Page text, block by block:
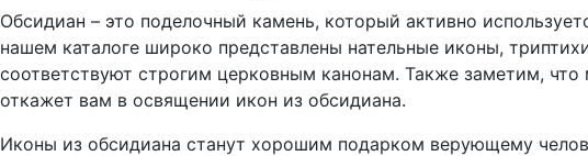
Обсидиан – это поделочный камень, который активно
нашем каталоге широко представлены нательные иконы,
соответствуют строгим церковным канонам. Также заметим,
откажет вам в освящении икон из обсидиана.
Иконы из обсидиана станут хорошим подарком верующему